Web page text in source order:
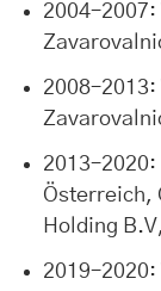
Österreich,
Holding